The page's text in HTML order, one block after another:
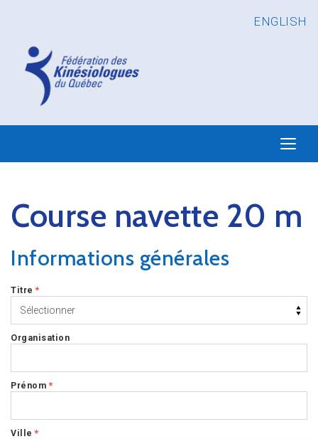
ENGLISH
Course navette 20 m
Informations générales
Titre *
Organisation
Prénom *
Ville *